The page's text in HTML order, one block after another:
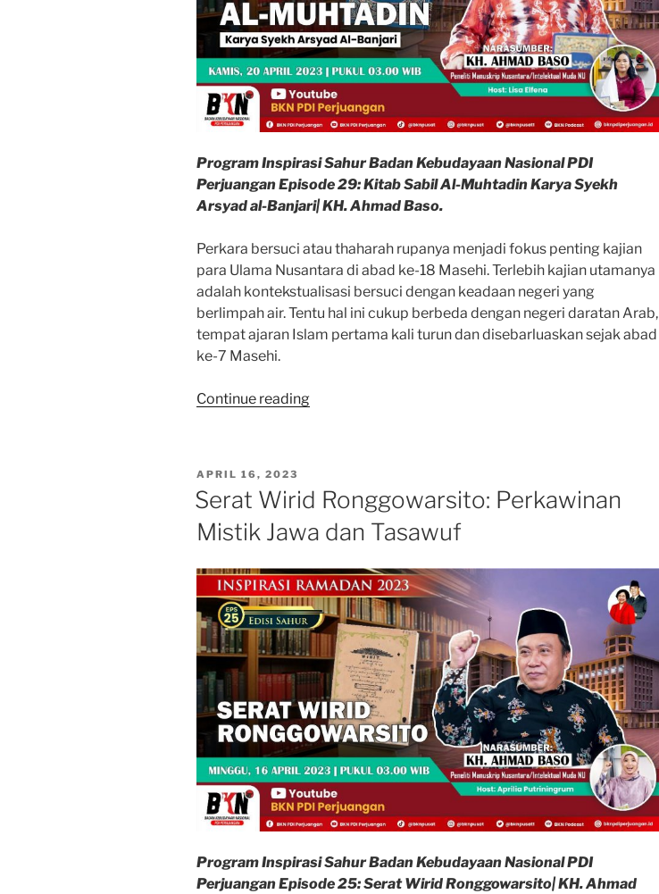
Program Inspirasi Sahur Badan Kebudayaan Nasional PDI
Perjuangan Episode 29: Kitab Sabil Al-Muhtadin Karya Syekh
Arsyad al-Banjari| KH. Ahmad Baso.
Perkara bersuci atau thaharah rupanya menjadi fokus penting kajian
para Ulama Nusantara di abad ke-18 Masehi. Terlebih kajian utamanya
adalah kontekstualisasi bersuci dengan keadaan negeri yang
berlimpah air. Tentu hal ini cukup berbeda dengan negeri daratan Arab,
tempat ajaran Islam pertama kali turun dan disebarluaskan sejak abad
ke-7 Masehi.
Continue reading“Kekhasan
POSTED
ON
APRIL 16, 2023
Serat Wirid Ronggowarsito: Perkawinan
Mistik Jawa dan Tasawuf
Program Inspirasi Sahur Badan Kebudayaan Nasional PDI
Perjuangan Episode 25: Serat Wirid Ronggowarsito| KH. Ahmad